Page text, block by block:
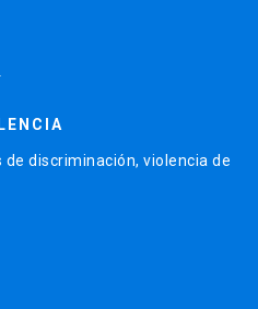
discriminación, violencia de